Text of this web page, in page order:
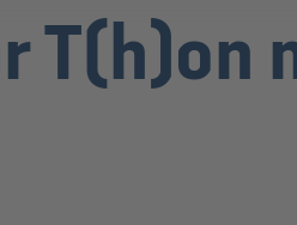
T(h)on